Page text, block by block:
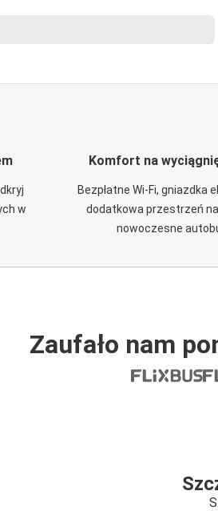
w
Komfort na
Bezpłatne Wi-Fi, gniazdka
dodatkowa przestrzeń
nowoczesne
Zaufało nam